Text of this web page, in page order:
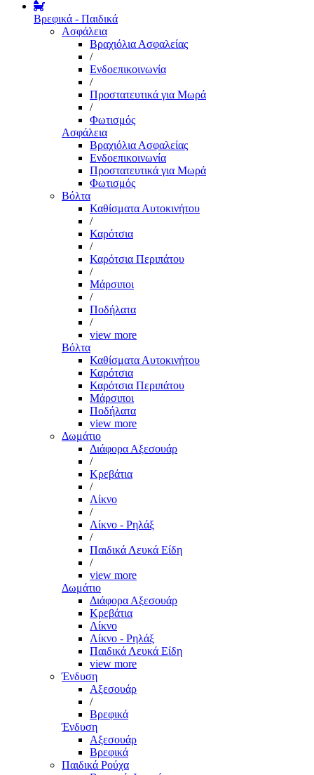
Βρεφικά - Παιδικά
Ασφάλεια
Βραχιόλια Ασφαλείας
/
Ενδοεπικοινωνία
/
Προστατευτικά για Μωρά
/
Φωτισμός
Ασφάλεια
Βραχιόλια Ασφαλείας
Ενδοεπικοινωνία
Προστατευτικά για Μωρά
Φωτισμός
Βόλτα
Καθίσματα Αυτοκινήτου
/
Καρότσια
/
Καρότσια Περιπάτου
/
Μάρσιποι
/
Ποδήλατα
/
view more
Βόλτα
Καθίσματα Αυτοκινήτου
Καρότσια
Καρότσια Περιπάτου
Μάρσιποι
Ποδήλατα
view more
Δωμάτιο
Διάφορα Αξεσουάρ
/
Κρεβάτια
/
Λίκνο
/
Λίκνο - Ρηλάξ
/
Παιδικά Λευκά Είδη
/
view more
Δωμάτιο
Διάφορα Αξεσουάρ
Κρεβάτια
Λίκνο
Λίκνο - Ρηλάξ
Παιδικά Λευκά Είδη
view more
Ένδυση
Αξεσουάρ
/
Βρεφικά
Ένδυση
Αξεσουάρ
Βρεφικά
Παιδικά Ρούχα